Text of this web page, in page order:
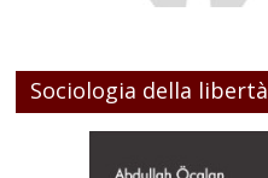
Sociologia della libertà